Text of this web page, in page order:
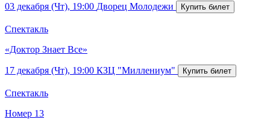
03 декабря (Чт), 19:00 Дворец Молодежи
Спектакль
«Доктор Знает Все»
17 декабря (Чт), 19:00 КЗЦ "Миллениум"
Спектакль
Номер 13